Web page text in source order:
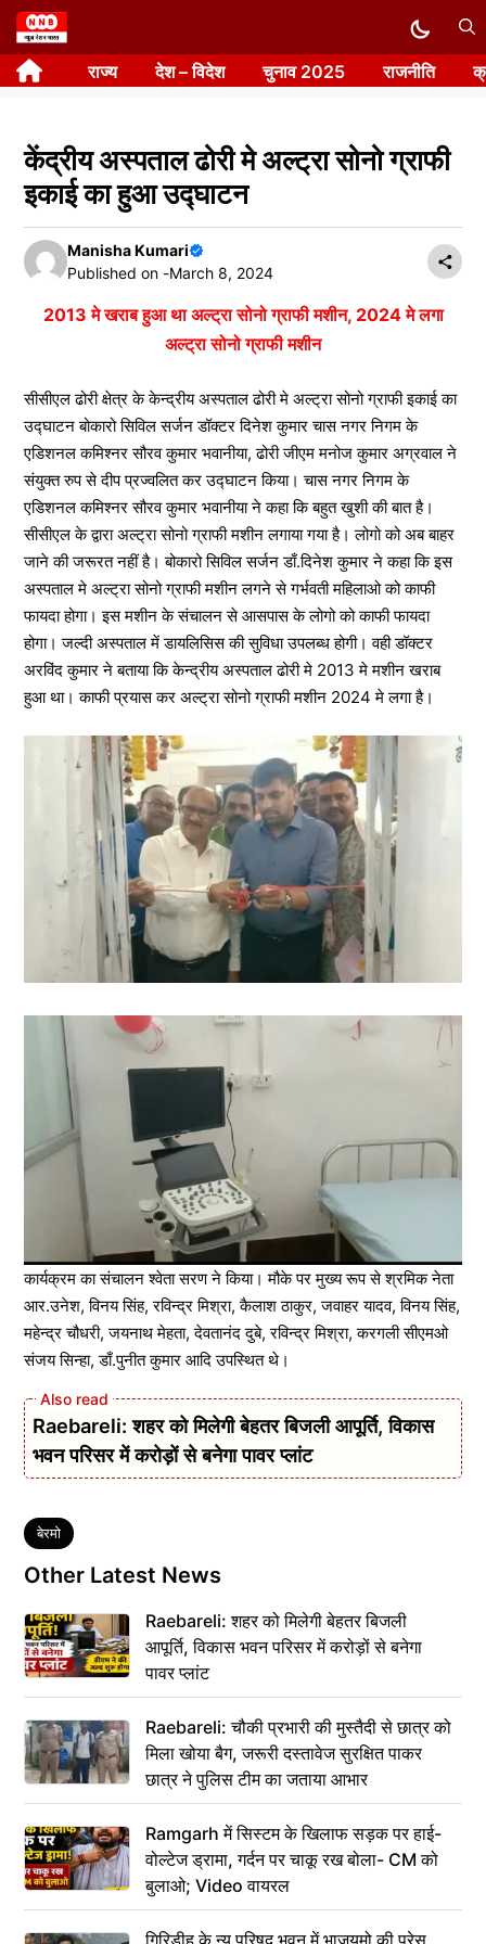
Skip
to
content राज्य देश – विदेश चुनाव 2025 राजनीति
केंद्रीय अस्पताल ढोरी मे अल्ट्रा सोनो ग्राफी
इकाई का हुआ उद्घाटन
Manisha Kumari
Published on -March 8, 2024
2013 मे खराब हुआ था अल्ट्रा सोनो ग्राफी मशीन, 2024 मे लगा
अल्ट्रा सोनो ग्राफी मशीन
सीसीएल ढोरी क्षेत्र के केन्द्रीय अस्पताल ढोरी मे अल्ट्रा सोनो ग्राफी इकाई का
उद्घाटन बोकारो सिविल सर्जन डॉक्टर दिनेश कुमार चास नगर निगम के
एडिशनल कमिश्नर सौरव कुमार भवानीया, ढोरी जीएम मनोज कुमार अग्रवाल ने
संयुक्त रुप से दीप प्रज्वलित कर उद्घाटन किया। चास नगर निगम के
एडिशनल कमिश्नर सौरव कुमार भवानीया ने कहा कि बहुत खुशी की बात है।
सीसीएल के द्वारा अल्ट्रा सोनो ग्राफी मशीन लगाया गया है। लोगो को अब बाहर
जाने की जरूरत नहीं है। बोकारो सिविल सर्जन डाँ.दिनेश कुमार ने कहा कि इस
अस्पताल मे अल्ट्रा सोनो ग्राफी मशीन लगने से गर्भवती महिलाओ को काफी
फायदा होगा। इस मशीन के संचालन से आसपास के लोगो को काफी फायदा
होगा। जल्दी अस्पताल में डायलिसिस की सुविधा उपलब्ध होगी। वही डॉक्टर
अरविंद कुमार ने बताया कि केन्द्रीय अस्पताल ढोरी मे 2013 मे मशीन खराब
हुआ था। काफी प्रयास कर अल्ट्रा सोनो ग्राफी मशीन 2024 मे लगा है।
कार्यक्रम का संचालन श्वेता सरण ने किया। मौके पर मुख्य रूप से श्रमिक नेता
आर.उनेश, विनय सिंह, रविन्द्र मिश्रा, कैलाश ठाकुर, जवाहर यादव, विनय सिंह,
महेन्द्र चौधरी, जयनाथ मेहता, देवतानंद दुबे, रविन्द्र मिश्रा, करगली सीएमओ
संजय सिन्हा, डाँ.पुनीत कुमार आदि उपस्थित थे।
Raebareli: शहर को मिलेगी बेहतर बिजली आपूर्ति, विकास
भवन परिसर में करोड़ों से बनेगा पावर प्लांट
Tags
बेरमो
Other Latest News
Raebareli: शहर को मिलेगी बेहतर बिजली
आपूर्ति, विकास भवन परिसर में करोड़ों से बनेगा
पावर प्लांट
Raebareli: चौकी प्रभारी की मुस्तैदी से छात्र को
मिला खोया बैग, जरूरी दस्तावेज सुरक्षित पाकर
छात्र ने पुलिस टीम का जताया आभार
Ramgarh में सिस्टम के खिलाफ सड़क पर हाई-
वोल्टेज ड्रामा, गर्दन पर चाकू रख बोला- CM को
बुलाओ; Video वायरल
गिरिडीह के न्यू परिषद भवन में भाजयुमो की प्रेस